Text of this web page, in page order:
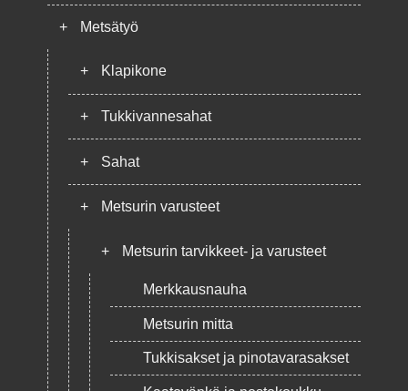
+ Metsätyö
+ Klapikone
+ Tukkivannesahat
+ Sahat
+ Metsurin varusteet
+ Metsurin tarvikkeet- ja varusteet
Merkkausnauha
Metsurin mitta
Tukkisakset ja pinotavarasakset